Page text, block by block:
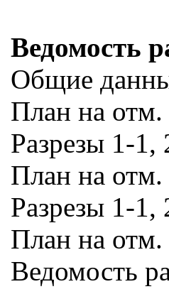
Ведомость
Общие
План на
Разрезы 1-
План на отм.
Разрезы 1-1,
План на отм.
Ведомость